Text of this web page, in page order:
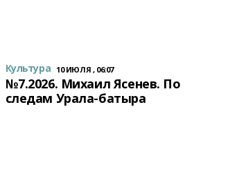
Культура 10 ИЮЛЯ , 06:07
№7.2026. Михаил Ясенев. По
следам Урала-батыра